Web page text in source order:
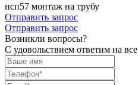
нсп57 монтаж на трубу
Отправить запрос
Отправить запрос
Возникли вопросы?
С удовольствием ответим на все